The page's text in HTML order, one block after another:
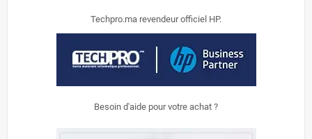
Techpro.ma revendeur officiel HP.
Besoin d'aide pour votre achat ?